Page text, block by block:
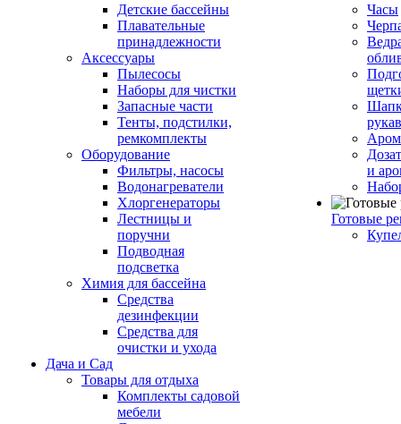
Детские бассейны
Плавательные
принадлежности
Аксессуары
Пылесосы
Наборы для чистки
Запасные части
Тенты, подстилки,
ремкомплекты
Оборудование
Фильтры, насосы
Водонагреватели
Хлоргенераторы
Лестницы и
поручни
Подводная
подсветка
Химия для бассейна
Средства
дезинфекции
Средства для
очистки и ухода
Дача и Сад
Товары для отдыха
Комплекты садовой
мебели
Часы
и
Готовые